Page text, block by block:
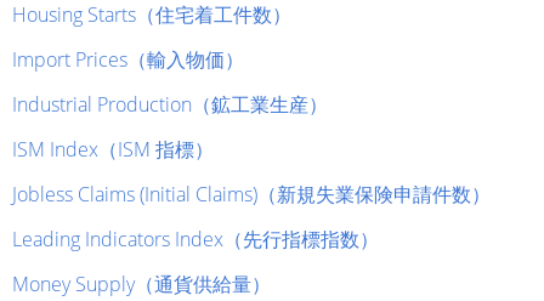
Housing Starts（住宅着工件数）
Import Prices（輸入物価）
Industrial Production（鉱工業生産）
ISM Index（ISM 指標）
Jobless Claims (Initial Claims)（新規失業保険申請件数）
Leading Indicators Index（先行指標指数）
Money Supply（通貨供給量）